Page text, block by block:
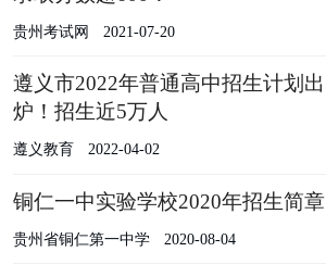
贵州考试网 2021-07-20
遵义市2022年普通高中招生计划出
炉！招生近5万人
遵义教育 2022-04-02
铜仁一中实验学校2020年招生简章
贵州省铜仁第一中学 2020-08-04